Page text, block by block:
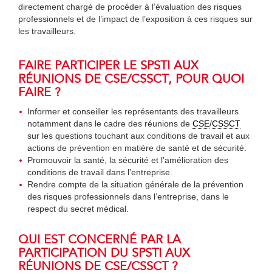
directement chargé de procéder à l’évaluation des risques
professionnels et de l’impact de l’exposition à ces risques sur
les travailleurs.
FAIRE PARTICIPER LE SPSTI AUX
RÉUNIONS DE CSE/CSSCT, POUR QUOI
FAIRE ?
Informer et conseiller les représentants des travailleurs
notamment dans le cadre des réunions de CSE/CSSCT
sur les questions touchant aux conditions de travail et aux
actions de prévention en matière de santé et de sécurité.
Promouvoir la santé, la sécurité et l’amélioration des
conditions de travail dans l’entreprise.
Rendre compte de la situation générale de la prévention
des risques professionnels dans l’entreprise, dans le
respect du secret médical.
QUI EST CONCERNÉ PAR LA
PARTICIPATION DU SPSTI AUX
RÉUNIONS DE CSE/CSSCT ?